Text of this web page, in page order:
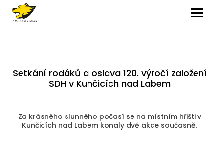
MENU
Setkání rodáků a oslava 120. výročí založení
SDH v Kunčicích nad Labem
Za krásného slunného počasí se na místním hřišti v
Kunčicích nad Labem konaly dvě akce současně.